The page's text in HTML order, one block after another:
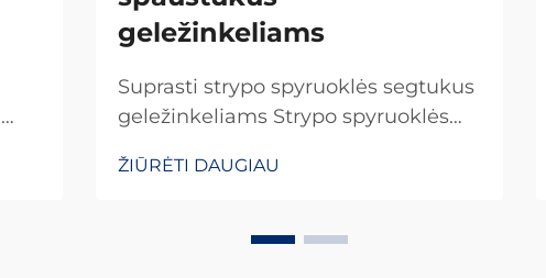
geležinkeliams
Suprasti strypo spyruoklės segtukus
geležinkeliams Strypo spyruoklės
elementai, kurie vaidina svarbų
esančiuose geležinkelių sistemose.
ŽIŪRĖTI DAUGIAU